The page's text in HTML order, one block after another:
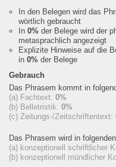
In den Belegen wird das
wörtlich gebraucht
In 0% der Belege wird der
metasprachlich angezeigt
Explizite Hinweise auf die
in 0% der Belege
Gebrauch
Das Phrasem kommt in
(a) Fachtext: 0%
(b) Belletristik: 0%
(c) Zeitungs-/Zeitschriftentext:
Das Phrasem wird in
(a) konzeptionell schriftlicher
(b) konzeptionell mündlicher